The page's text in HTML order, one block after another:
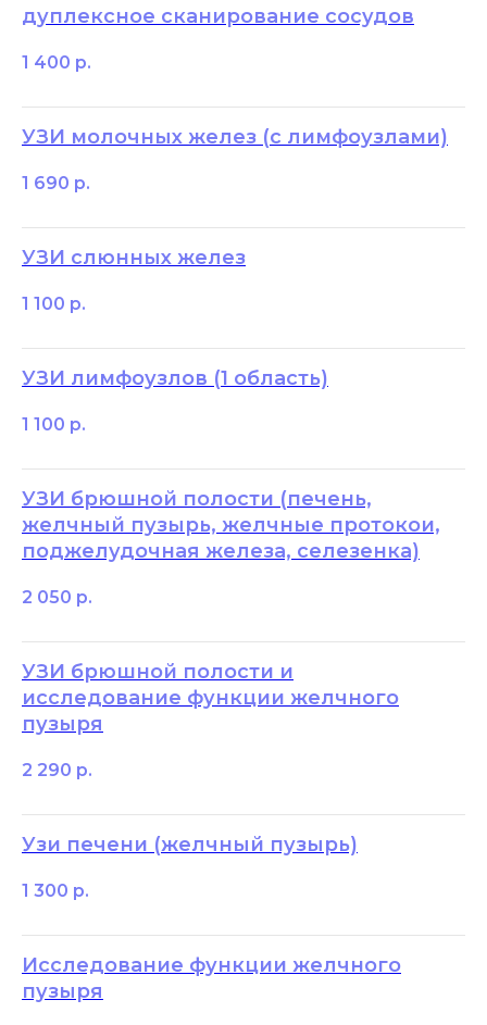
дуплексное сканирование сосудов
1 400 р.
УЗИ молочных желез (с лимфоузлами)
1 690 р.
УЗИ слюнных желез
1 100 р.
УЗИ лимфоузлов (1 область)
1 100 р.
УЗИ брюшной полости (печень,
желчный пузырь, желчные протокои,
поджелудочная железа, селезенка)
2 050 р.
УЗИ брюшной полости и
исследование функции желчного
пузыря
2 290 р.
Узи печени (желчный пузырь)
1 300 р.
Исследование функции желчного
пузыря